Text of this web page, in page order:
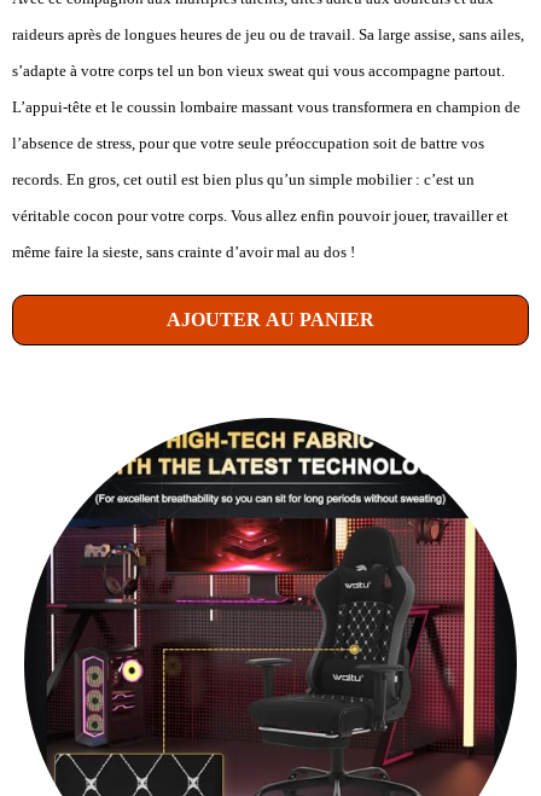
raideurs après de longues heures de jeu ou de travail. Sa large assise, sans ailes,
s’adapte à votre corps tel un bon vieux sweat qui vous accompagne partout.
L’appui-tête et le coussin lombaire massant vous transformera en champion de
l’absence de stress, pour que votre seule préoccupation soit de battre vos
records. En gros, cet outil est bien plus qu’un simple mobilier : c’est un
véritable cocon pour votre corps. Vous allez enfin pouvoir jouer, travailler et
même faire la sieste, sans crainte d’avoir mal au dos !
AJOUTER AU PANIER